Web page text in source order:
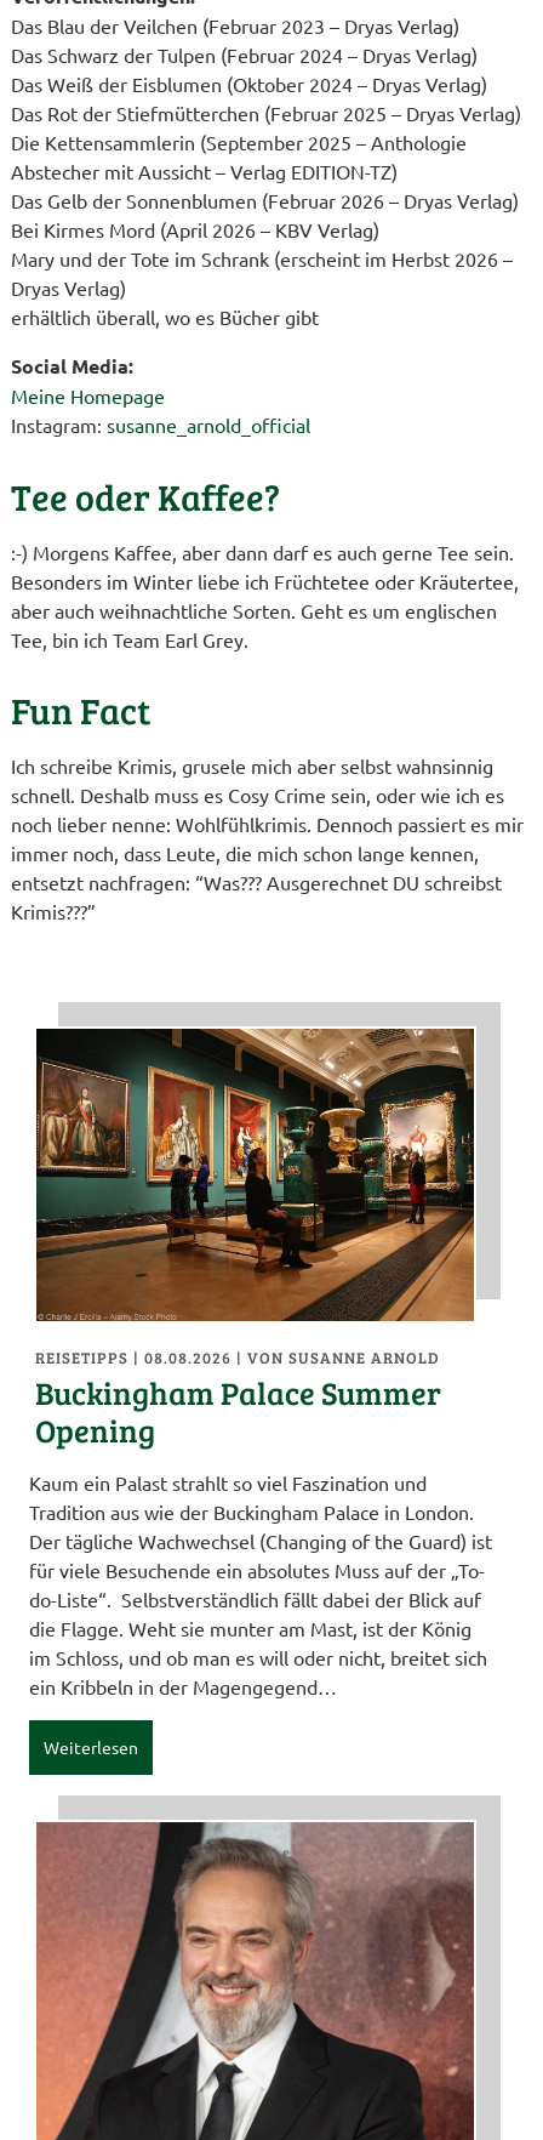
Das Blau der Veilchen (Februar 2023 – Dryas Verlag)
Das Schwarz der Tulpen (Februar 2024 – Dryas Verlag)
Das Weiß der Eisblumen (Oktober 2024 – Dryas Verlag)
Das Rot der Stiefmütterchen (Februar 2025 – Dryas Verlag)
Die Kettensammlerin (September 2025 – Anthologie
Abstecher mit Aussicht – Verlag EDITION-TZ)
Das Gelb der Sonnenblumen (Februar 2026 – Dryas Verlag)
Bei Kirmes Mord (April 2026 – KBV Verlag)
Mary und der Tote im Schrank (erscheint im Herbst 2026 –
Dryas Verlag)
erhältlich überall, wo es Bücher gibt
Social Media:
Meine Homepage
Instagram: susanne_arnold_official
Tee oder Kaffee?
:-) Morgens Kaffee, aber dann darf es auch gerne Tee sein.
Besonders im Winter liebe ich Früchtetee oder Kräutertee,
aber auch weihnachtliche Sorten. Geht es um englischen
Tee, bin ich Team Earl Grey.
Fun Fact
Ich schreibe Krimis, grusele mich aber selbst wahnsinnig
schnell. Deshalb muss es Cosy Crime sein, oder wie ich es
noch lieber nenne: Wohlfühlkrimis. Dennoch passiert es mir
immer noch, dass Leute, die mich schon lange kennen,
entsetzt nachfragen: “Was??? Ausgerechnet DU schreibst
Krimis???”
REISETIPPS | 08.08.2026 | VON SUSANNE ARNOLD
Buckingham Palace Summer
Opening
Kaum ein Palast strahlt so viel Faszination und
Tradition aus wie der Buckingham Palace in London.
Der tägliche Wachwechsel (Changing of the Guard) ist
für viele Besuchende ein absolutes Muss auf der „To-
do-Liste“. Selbstverständlich fällt dabei der Blick auf
die Flagge. Weht sie munter am Mast, ist der König
im Schloss, und ob man es will oder nicht, breitet sich
ein Kribbeln in der Magengegend…
Weiterlesen